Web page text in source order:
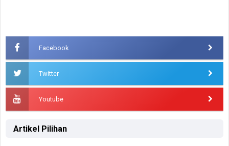
Facebook
Twitter
Youtube
Artikel Pilihan